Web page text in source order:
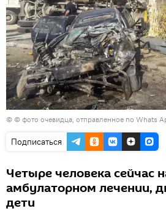
© © фото очевидца, отправленное по Whats
Подписаться
Четыре человека сейчас
амбулаторном лечении,
дети